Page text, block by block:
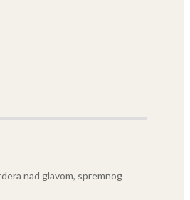
nad glavom, spremnog